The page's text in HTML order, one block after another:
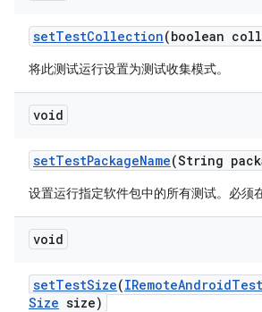
setTestCollection(boolean
将此测试运行设置为测试收集模式。
void
setTestPackageName(String
设置运行指定软件包中的所有测试。必须
void
setTestSize(IRemoteAndroidTest
Size size)